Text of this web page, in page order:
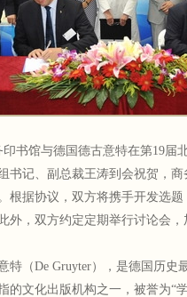
书馆与德国德古意特在第19届
书记、副总裁王涛到会祝贺，
根据协议，双方将携手开发选
外，双方约定定期举行讨论会，
（De Gruyter），是德国历史
的文化出版机构之一，被誉为“